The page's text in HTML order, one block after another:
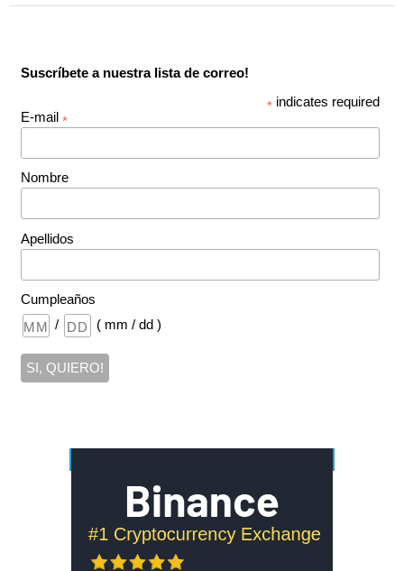
Suscríbete a nuestra lista de correo!
* indicates required
E-mail *
Nombre
Apellidos
Cumpleaños
/
( mm / dd )